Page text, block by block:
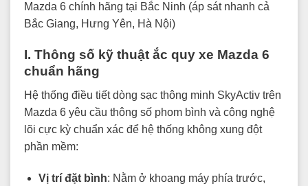
Mazda 6 chính hãng tại Bắc Ninh (áp sát nhanh cả
Bắc Giang, Hưng Yên, Hà Nội)
I. Thông số kỹ thuật ắc quy xe Mazda 6
chuẩn hãng
Hệ thống điều tiết dòng sạc thông minh SkyActiv trên
Mazda 6 yêu cầu thông số phom bình và công nghệ
lõi cực kỳ chuẩn xác để hệ thống không xung đột
phần mềm:
Vị trí đặt bình: Nằm ở khoang máy phía trước,